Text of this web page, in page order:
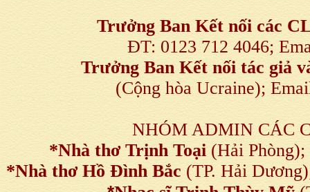
Trưởng Ban Kết nối các
ĐT: 0123 712 4046;
Trưởng Ban Kết nối tác giả
(Cộng hòa Ucraine);
NHÓM ADMIN CÁC
*Nhà thơ Trịnh Toại (Hải
*Nhà thơ Hồ Đình Bắc (TP. Hải